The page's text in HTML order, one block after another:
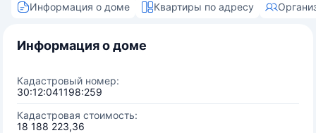
Информация о доме Квартиры по адресу
Информация о доме
Кадастровый номер:
30:12:041198:259
Кадастровая стоимость:
18 188 223,36